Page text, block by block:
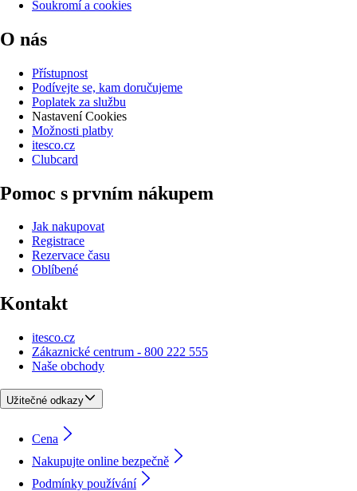
Soukromí a cookies
O nás
Přístupnost
Podívejte se, kam doručujeme
Poplatek za službu
Nastavení Cookies
Možnosti platby
itesco.cz
Clubcard
Pomoc s prvním nákupem
Jak nakupovat
Registrace
Rezervace času
Oblíbené
Kontakt
itesco.cz
Zákaznické centrum - 800 222 555
Naše obchody
Užitečné odkazy
Cena
Nakupujte online bezpečně
Podmínky používání